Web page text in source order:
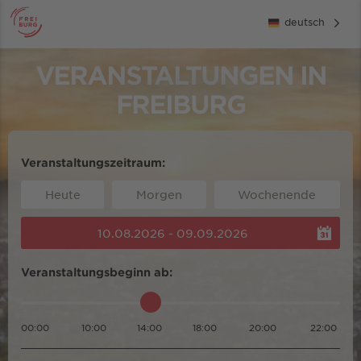
deutsch
VERANSTALTUNGEN IN
FREIBURG
Veranstaltungszeitraum:
Heute Morgen Wochenende
10.08.2026 - 09.09.2026
Veranstaltungsbeginn ab:
00:00 10:00 14:00 18:00 20:00 22:00